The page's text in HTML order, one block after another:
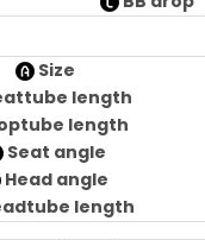
Size
length
length
Seat angle
Head angle
length